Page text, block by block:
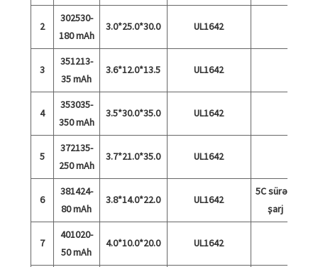
2
302530-
180 mAh
3.0*25.0*30.0 UL1642
3
351213-
35 mAh
3.6*12.0*13.5 UL1642
4
353035-
350 mAh
3.5*30.0*35.0 UL1642
5
372135-
250 mAh
3.7*21.0*35.0 UL1642
6
381424-
80 mAh
3.8*14.0*22.0 UL1642
5C sürətli
şarj
7
401020-
50 mAh
4.0*10.0*20.0 UL1642